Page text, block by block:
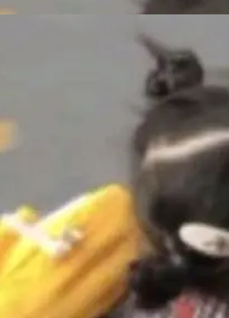
潜力，
从写代码
生的 Gra
Zero 现
据此对其
<p>
筒，一头
，发出“哇
有开发者
：按住屏
显示转速
的 1.72 秒
要素
去需要约1
，一笔一
如今，使
工作缩短